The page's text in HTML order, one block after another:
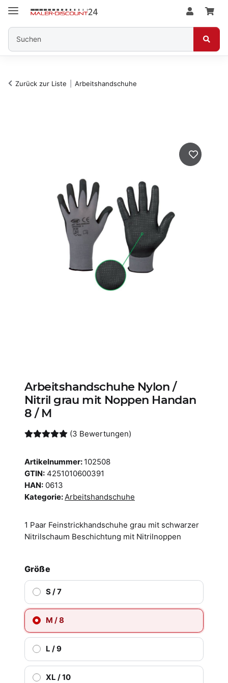
Zurück zur Liste Arbeitshandschuhe
Arbeitshandschuhe Nylon /
Nitril grau mit Noppen Handan
8 / M
(3 Bewertungen)
Artikelnummer: 102508
GTIN: 4251010600391
HAN: 0613
Kategorie: Arbeitshandschuhe
1 Paar Feinstrickhandschuhe grau mit schwarzer
Nitrilschaum Beschichtung mit Nitrilnoppen
Größe
S / 7
M / 8
L / 9
XL / 10